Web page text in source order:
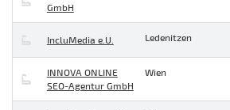
GmbH
IncluMedia e.U. Ledenitzen
INNOVA ONLINE
SEO-Agentur GmbH
Wien